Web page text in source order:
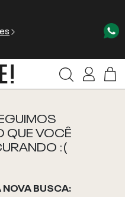
QUE VOCÊ
:(
NOVA BUSCA: